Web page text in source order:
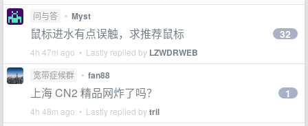
问与答 • Myst
鼠标进水有点误触，求推荐鼠标
4h 47m ago • Lastly replied by LZWDRWEB
32
宽带症候群 • fan88
上海 CN2 精品网炸了吗？
4h 48m ago • Lastly replied bytril
1